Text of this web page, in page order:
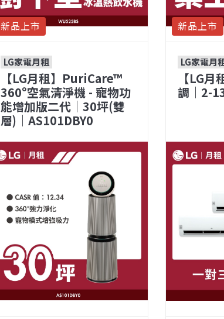
新品上市 新品上市
LG家電月租
【LG月租】PuriCare™
360°空氣清淨機 - 寵物功
能增加版二代｜30坪(雙
層)｜AS101DBY0
LG家電月
【LG
調｜2-